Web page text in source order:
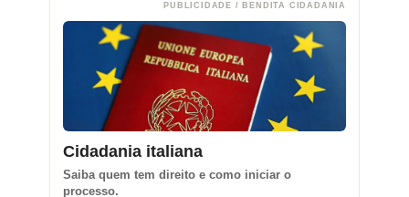
PUBLICIDADE / BENDITA CIDADANIA
Cidadania italiana
Saiba quem tem direito e como iniciar o
processo.